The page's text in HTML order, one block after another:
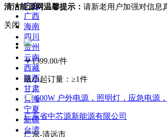
广东
广西
海南
四川
贵州
云南
西藏
陕西
甘肃
青海
宁夏
新疆
台湾
清洁能源网温馨提示： 请新老用户加强对信息
关闭
￥1399.00/件
最小起订量： ≥1件
600W 户外电源，照明灯，应急电源
广东省中芯源新能源有限公司
广东-清远市